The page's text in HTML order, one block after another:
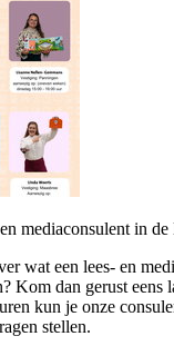
mediaconsulent in
wat een lees- en
Kom dan gerust eens
kun je onze
stellen.